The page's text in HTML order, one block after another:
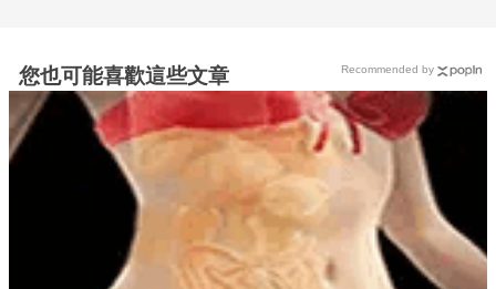
您也可能喜歡這些文章 Recommended by